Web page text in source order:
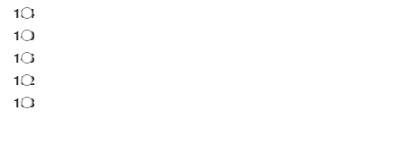
134
140
146
152
158